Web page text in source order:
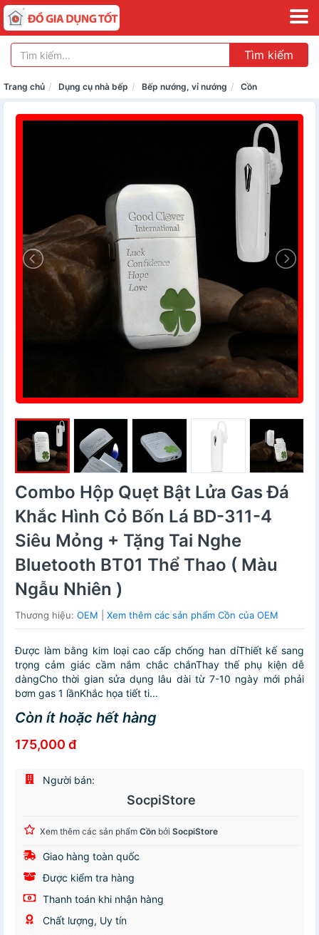
Tìm kiếm
Trang chủ Dụng cụ nhà bếp Bếp nướng, vỉ nướng Cồn
Combo Hộp Quẹt Bật Lửa Gas Đá
Khắc Hình Cỏ Bốn Lá BD-311-4
Siêu Mỏng + Tặng Tai Nghe
Bluetooth BT01 Thể Thao ( Màu
Ngẫu Nhiên )
Thương hiệu: OEM Xem thêm các sản phẩm Cồn của OEM
Được làm bằng kim loại cao cấp chống han dỉThiết kế sang
trọng cảm giác cầm nắm chắc chắnThay thế phụ kiện dễ
dàngCho thời gian sửa dụng lâu dài từ 7-10 ngày mới phải
bơm gas 1 lầnKhắc họa tiết ti...
Còn ít hoặc hết hàng
175,000 đ
Người bán:
SocpiStore
Xem thêm các sản phẩm Cồn bởi SocpiStore
Giao hàng toàn quốc
Được kiểm tra hàng
Thanh toán khi nhận hàng
Chất lượng, Uy tín